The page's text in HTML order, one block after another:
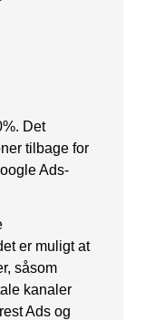
Det
tilbage for
Ads-
er muligt at
såsom
kanaler
Ads og